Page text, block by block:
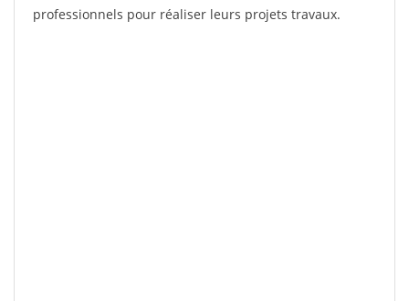
professionnels pour réaliser leurs projets travaux.